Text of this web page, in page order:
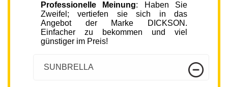
Professionelle Meinung: Haben Sie
Zweifel; vertiefen sie sich in das
Angebot der Marke DICKSON.
Einfacher zu bekommen und viel
günstiger im Preis!
SUNBRELLA